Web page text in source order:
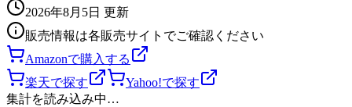
2026年8月5日 更新
販売情報は各販売サイトでご確認ください
Amazonで購入する
楽天で探す
Yahoo!で探す
集計を読み込み中…